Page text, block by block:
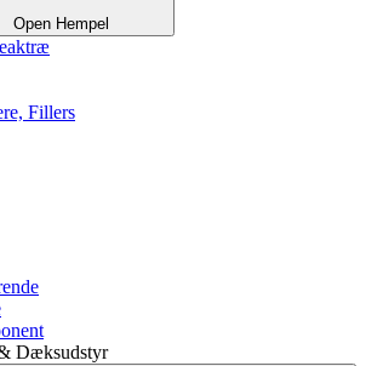
Open Hempel
Fillers
Dæksudstyr